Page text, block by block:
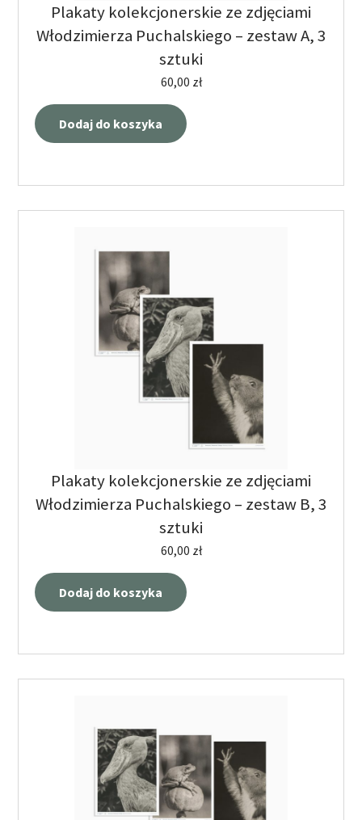
Plakaty kolekcjonerskie ze zdjęciami
Włodzimierza Puchalskiego – zestaw A, 3
sztuki
60,00 zł
Dodaj do koszyka
Plakaty kolekcjonerskie ze zdjęciami
Włodzimierza Puchalskiego – zestaw B, 3
sztuki
60,00 zł
Dodaj do koszyka